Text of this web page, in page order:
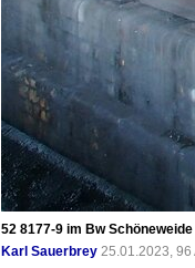
52 8177-9 im Bw
Karl Sauerbrey 25.01.2023, 96